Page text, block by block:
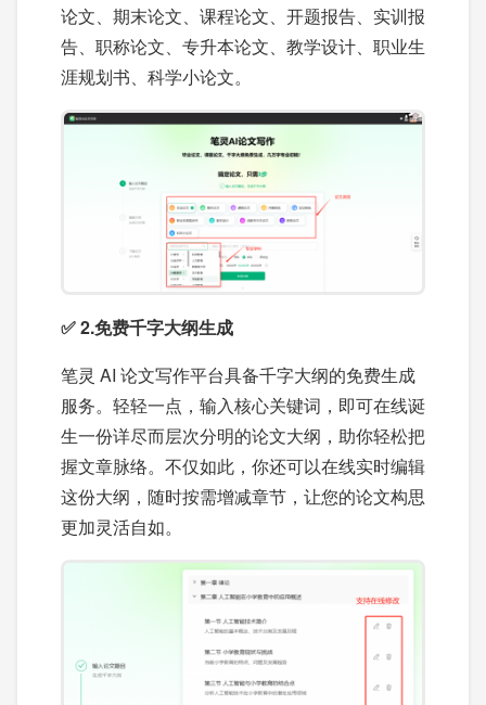
论文、期末论文、课程论文、开题报告、实训报
告、职称论文、专升本论文、教学设计、职业生
涯规划书、科学小论文。
✅ 2.免费千字大纲生成
笔灵 AI 论文写作平台具备千字大纲的免费生成
服务。轻轻一点，输入核心关键词，即可在线诞
生一份详尽而层次分明的论文大纲，助你轻松把
握文章脉络。不仅如此，你还可以在线实时编辑
这份大纲，随时按需增减章节，让您的论文构思
更加灵活自如。